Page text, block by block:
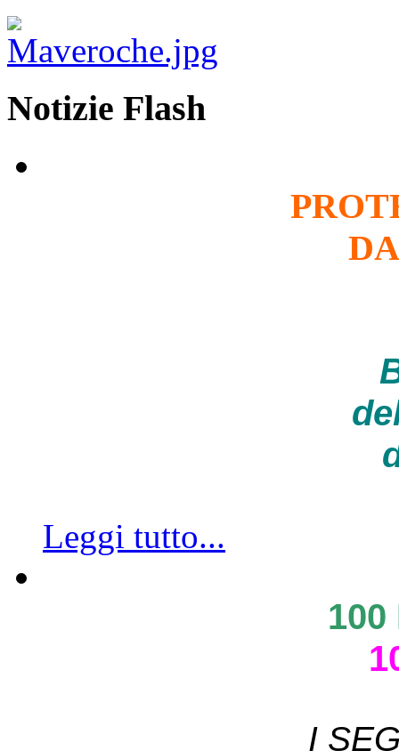
Notizie Flash
Leggi tutto...
100
I